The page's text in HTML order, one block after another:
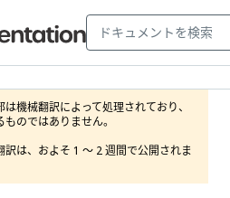
機械翻訳によって処理されており、
のではありません。
は、およそ 1 ～ 2 週間で公開されま